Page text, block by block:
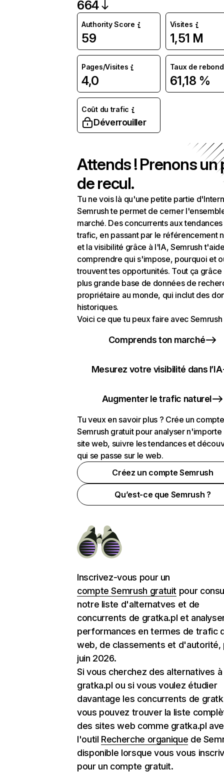
664
Authority Score
59
Visites
1,51 M
Pages/Visites
4,0
Taux de rebond
61,18 %
Coût du trafic
Déverrouiller
Attends ! Prenons un
de recul.
Tu ne vois là qu'une petite partie
Semrush te permet de cerner
marché. Des concurrents aux
trafic, en passant par le référencement
et la visibilité grâce à l'IA, Semrush
comprendre qui s'impose, pourquoi et
trouvent tes opportunités. Tout ça grâce
plus grande base de données de
propriétaire au monde, qui inclut des
historiques.
Voici ce que tu peux faire avec Semrush
Comprends ton marché
Mesurez votre visibilité dans l’IA
Augmenter le trafic naturel
Tu veux en savoir plus ? Crée un compte
Semrush gratuit pour analyser n'importe
site web, suivre les tendances et
qui se passe sur le web.
Créez un compte Semrush
Qu’est-ce que Semrush ?
Inscrivez-vous pour un
compte Semrush gratuit pour
notre liste d'alternatves et de
concurrents de gratka.pl et
performances en termes de trafic
web, de classements et d'autorité,
juin 2026.
Si vous cherchez des alternatives à
gratka.pl ou si vous voulez étudier
davantage les concurrents de
vous pouvez trouver la liste
des sites web comme gratka.pl
l'outil Recherche organique de
disponible lorsque vous vous
pour un compte gratuit.